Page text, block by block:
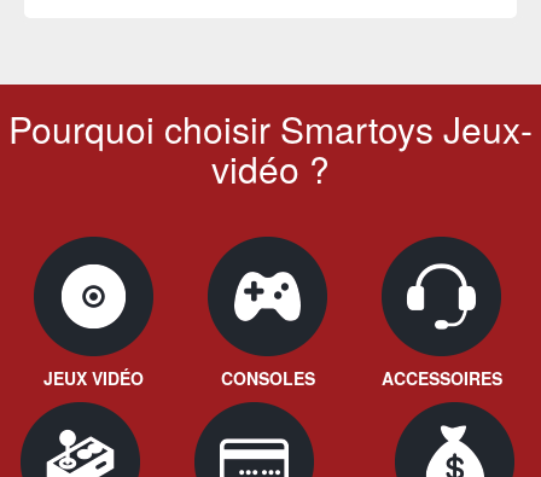
Pourquoi choisir Smartoys Jeux-
vidéo ?
JEUX VIDÉO CONSOLES ACCESSOIRES